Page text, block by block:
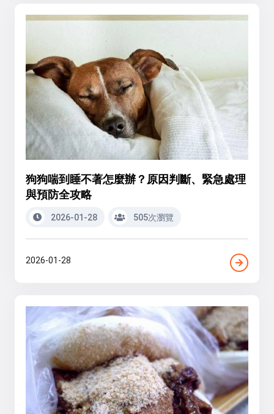
狗狗喘到睡不著怎麼辦？原因判斷、緊急處理
與預防全攻略
2026-01-28 505次瀏覽
2026-01-28